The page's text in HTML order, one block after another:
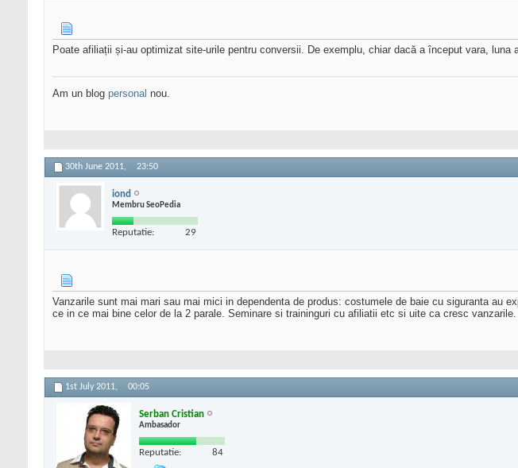
Poate afiliații și-au optimizat site-urile pentru conversii. De exemplu, chiar dacă a început vara,
Am un blog personal nou.
30th June 2011, 23:50
iond
Membru SeoPedia
Reputatie: 29
Vanzarile sunt mai mari sau mai mici in dependenta de produs: costumele de baie cu siguranta
ce in ce mai bine celor de la 2 parale. Seminare si traininguri cu afiliatii etc si uite ca cresc vanzarile.
1st July 2011, 00:05
Serban Cristian
Ambasador
Reputatie: 84